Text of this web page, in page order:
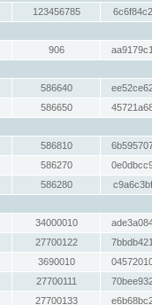
123456785
906
586640
586650
586810
586270
586280
34000010
27700122
3690010
27700111
27700133